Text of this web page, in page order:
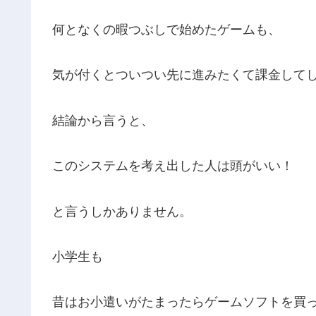
何となくの暇つぶしで始めたゲームも、
気が付くとついつい先に進みたくて課金して
結論から言うと、
このシステムを考え出した人は頭がいい！
と言うしかありません。
小学生も
昔はお小遣いがたまったらゲームソフトを買